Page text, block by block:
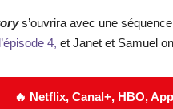
s’ouvrira avec une
4, et Janet et Samuel
🔥 Netflix, Canal+, HBO,